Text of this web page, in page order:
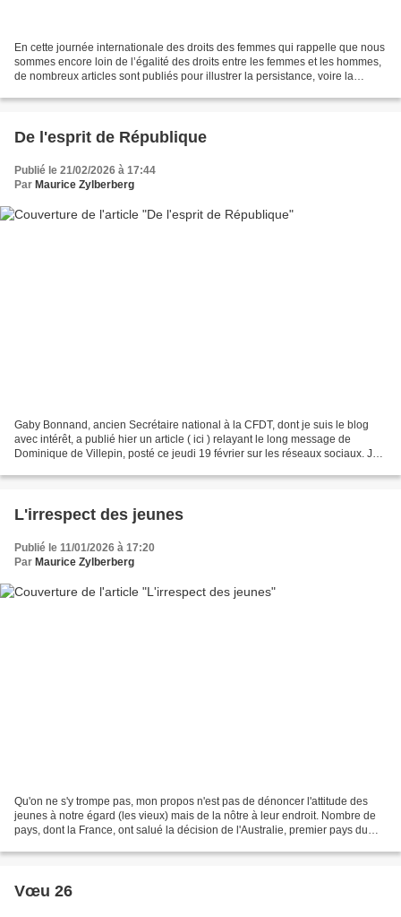
En cette journée internationale des droits des femmes qui rappelle que nous
sommes encore loin de l’égalité des droits entre les femmes et les hommes,
de nombreux articles sont publiés pour illustrer la persistance, voire la
De l'esprit de République
Publié le 21/02/2026 à 17:44
Par Maurice Zylberberg
Gaby Bonnand, ancien Secrétaire national à la CFDT, dont je suis le blog
avec intérêt, a publié hier un article ( ici ) relayant le long message de
Dominique de Villepin, posté ce jeudi 19 février sur les réseaux sociaux. Je
L'irrespect des jeunes
Publié le 11/01/2026 à 17:20
Par Maurice Zylberberg
Qu'on ne s'y trompe pas, mon propos n'est pas de dénoncer l'attitude des
jeunes à notre égard (les vieux) mais de la nôtre à leur endroit. Nombre de
pays, dont la France, ont salué la décision de l'Australie, premier pays du
Vœu 26